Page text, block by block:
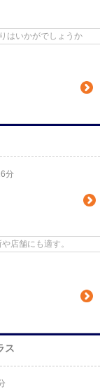
はいかがでしょうか
分
店舗にも適す。
ス